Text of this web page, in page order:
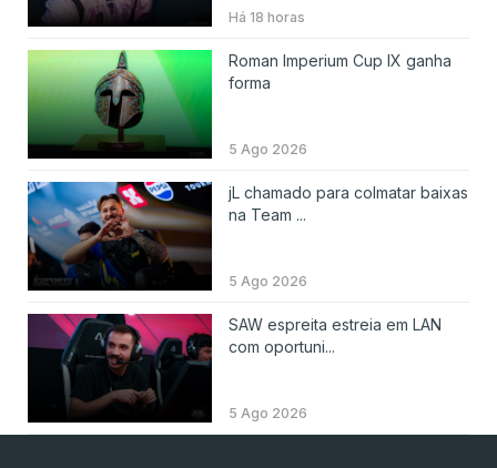
Há 18 horas
Roman Imperium Cup IX ganha
forma
5 Ago 2026
jL chamado para colmatar baixas
na Team ...
5 Ago 2026
SAW espreita estreia em LAN
com oportuni...
5 Ago 2026